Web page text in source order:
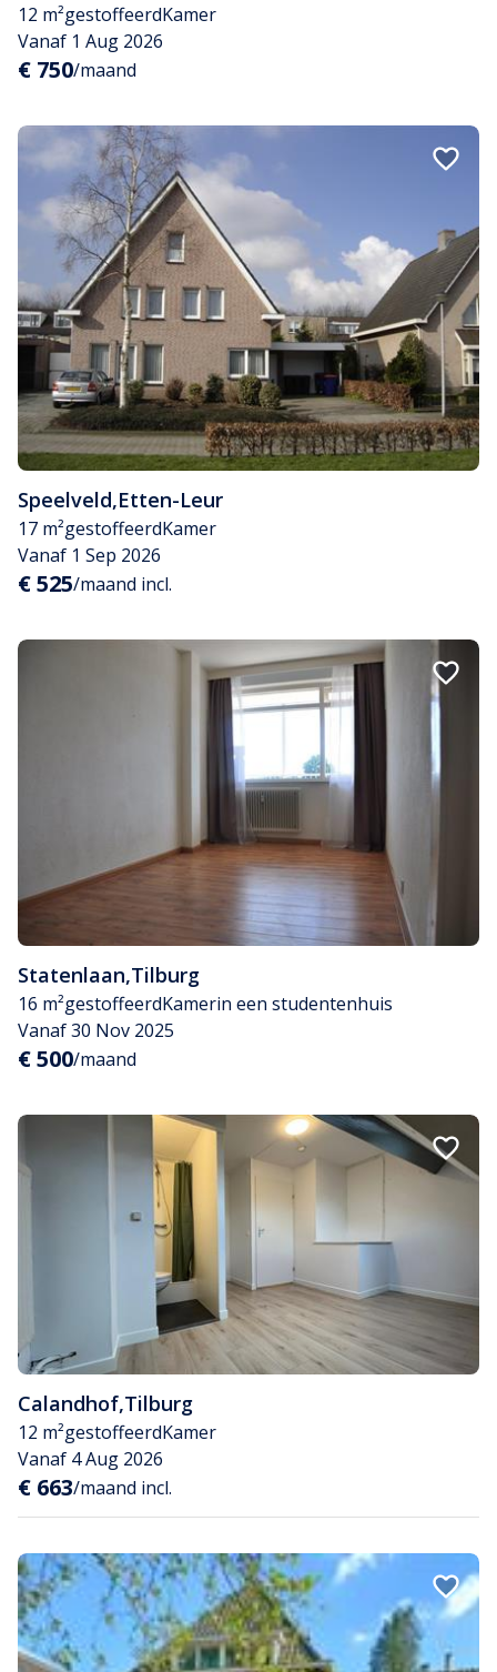
12 m²gestoffeerdKamer
Vanaf 1 Aug 2026
€ 750/maand
Speelveld,Etten-Leur
17 m²gestoffeerdKamer
Vanaf 1 Sep 2026
€ 525/maand incl.
Statenlaan,Tilburg
16 m²gestoffeerdKamerin een studentenhuis
Vanaf 30 Nov 2025
€ 500/maand
Calandhof,Tilburg
12 m²gestoffeerdKamer
Vanaf 4 Aug 2026
€ 663/maand incl.